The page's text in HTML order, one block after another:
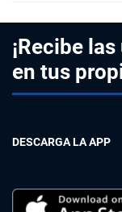
¡Recibe
en tus
DESCARGA LA APP